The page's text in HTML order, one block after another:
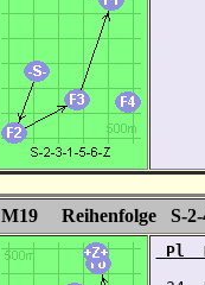
M19 Reihenfolge S-2-
Pl